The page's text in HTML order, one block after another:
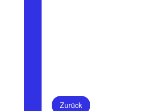
Zurück